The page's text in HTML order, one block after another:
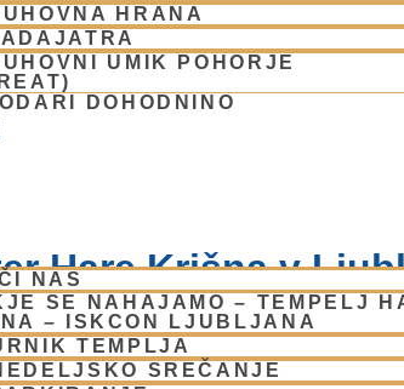
HRANA
UMIK POHORJE
DOHODNINO
NAS
SE NAHAJAMO – TEMPELJ
– ISKCON LJUBLJANA
TEMPLJA
SREČANJE
Hare Krišna v